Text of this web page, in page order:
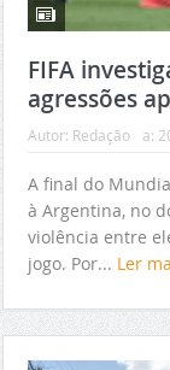
FIFA
agressões
Autor: Redação a:
A final do
à Argentina, no
violência entre
jogo. Por... Ler